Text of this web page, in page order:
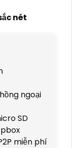
nét
ngoại
SD
miễn phí